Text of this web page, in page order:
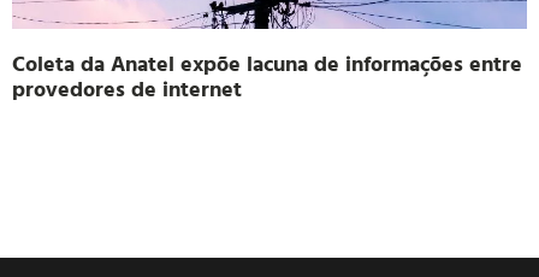
Coleta da Anatel expõe lacuna de informações entre
provedores de internet